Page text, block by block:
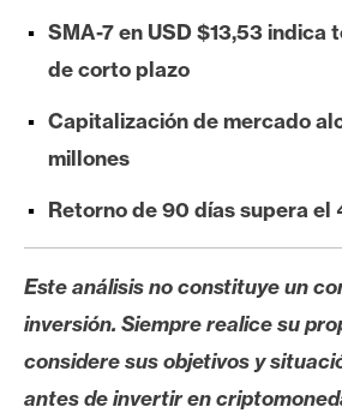
m
I
A
á
l
i
s
SMA-7 en USD $13,53 indica
de corto plazo
Capitalización de mercado
millones
Retorno de 90 días supera el
Este análisis no constituye un
inversión. Siempre realice su
considere sus objetivos y
antes de invertir en